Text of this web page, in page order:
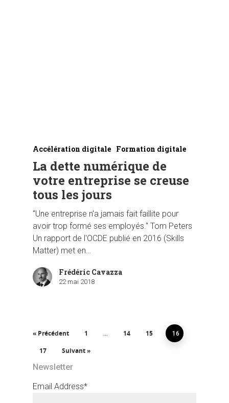
Accélération digitale Formation digitale
La dette numérique de
votre entreprise se creuse
tous les jours
"Une entreprise n'a jamais fait faillite pour
avoir trop formé ses employés." Tom Peters
Un rapport de l'OCDE publié en 2016 (Skills
Matter) met en…
Frédéric Cavazza
22 mai 2018
« Précédent 1 … 14 15 16
17 Suivant »
Newsletter
Email Address*